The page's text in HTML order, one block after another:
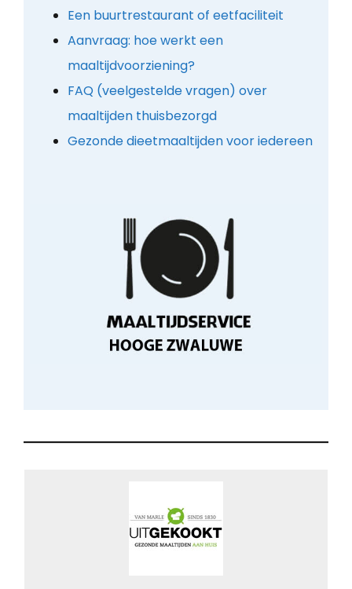
Een buurtrestaurant of eetfaciliteit
Aanvraag: hoe werkt een
maaltijdvoorziening?
FAQ (veelgestelde vragen) over
maaltijden thuisbezorgd
Gezonde dieetmaaltijden voor iedereen